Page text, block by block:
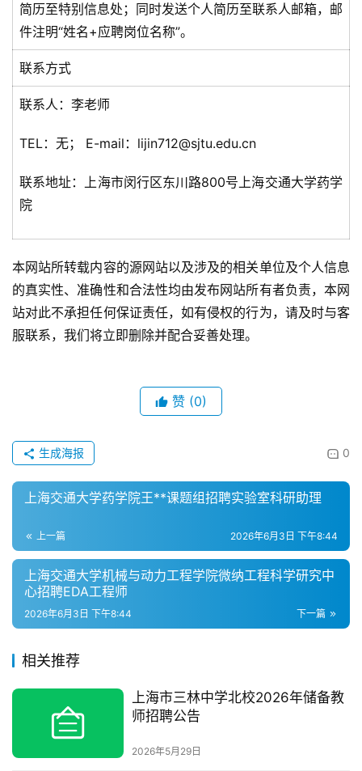
简历至特别信息处；同时发送个人简历至联系人邮箱，邮
件注明“姓名+应聘岗位名称”。
联系方式
联系人：李老师
TEL：无； E-mail：lijin712@sjtu.edu.cn
联系地址：上海市闵行区东川路800号上海交通大学药学
院
本网站所转载内容的源网站以及涉及的相关单位及个人信息
的真实性、准确性和合法性均由发布网站所有者负责，本网
站对此不承担任何保证责任，如有侵权的行为，请及时与客
服联系，我们将立即删除并配合妥善处理。
赞 (0)
0
生成海报
上海交通大学药学院王**课题组招聘实验室科研助理
上一篇 2026年6月3日 下午8:44
上海交通大学机械与动力工程学院微纳工程科学研究中
心招聘EDA工程师
下一篇
2026年6月3日 下午8:44
相关推荐
上海市三林中学北校2026年储备教
师招聘公告
2026年5月29日